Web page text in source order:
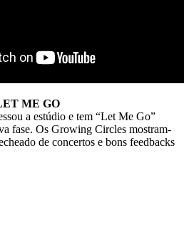
ME GO
a estúdio e tem “Let Me Go”
fase. Os Growing Circles mostram-
de concertos e bons feedbacks